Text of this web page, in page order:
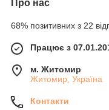
Про нас
68% позитивних з 22
Працює з
м. Житомир
Житомир, Україна
Контакти